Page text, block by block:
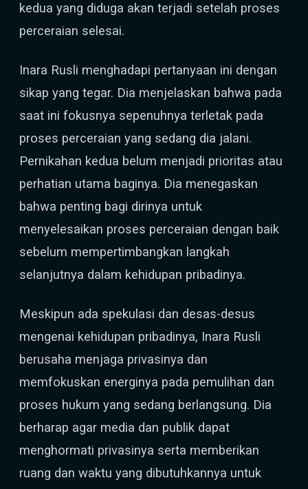
kedua yang diduga akan terjadi setelah proses
perceraian selesai.
Inara Rusli menghadapi pertanyaan ini dengan
sikap yang tegar. Dia menjelaskan bahwa pada
saat ini fokusnya sepenuhnya terletak pada
proses perceraian yang sedang dia jalani.
Pernikahan kedua belum menjadi prioritas atau
perhatian utama baginya. Dia menegaskan
bahwa penting bagi dirinya untuk
menyelesaikan proses perceraian dengan baik
sebelum mempertimbangkan langkah
selanjutnya dalam kehidupan pribadinya.
Meskipun ada spekulasi dan desas-desus
mengenai kehidupan pribadinya, Inara Rusli
berusaha menjaga privasinya dan
memfokuskan energinya pada pemulihan dan
proses hukum yang sedang berlangsung. Dia
berharap agar media dan publik dapat
menghormati privasinya serta memberikan
ruang dan waktu yang dibutuhkannya untuk